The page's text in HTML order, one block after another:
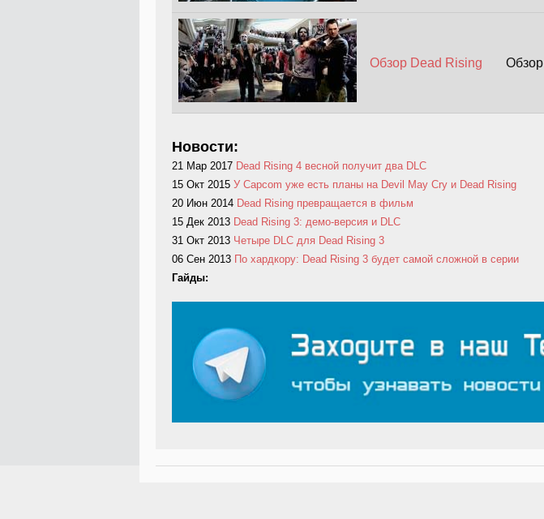
Обзор Dead Rising Обзор
Новости:
21 Мар 2017 Dead Rising 4 весной получит два DLC
15 Окт 2015 У Capcom уже есть планы на Devil May Cry и Dead Rising
20 Июн 2014 Dead Rising превращается в фильм
15 Дек 2013 Dead Rising 3: демо-версия и DLC
31 Окт 2013 Четыре DLC для Dead Rising 3
06 Сен 2013 По хардкору: Dead Rising 3 будет самой сложной в серии
Гайды: